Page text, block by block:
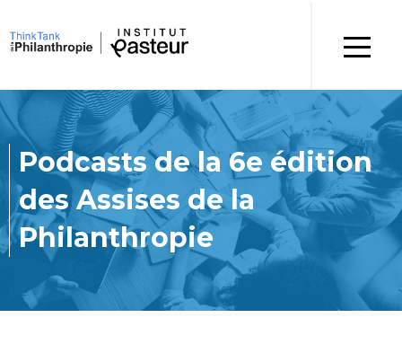
Podcasts de la 6e édition
des Assises de la
Philanthropie